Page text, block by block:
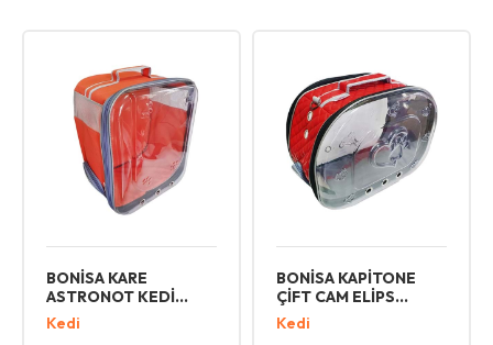
BONİSA KARE
ASTRONOT KEDİ
KÖPEK TAŞIMA
ÇANTASI TCS 10
Kedi
BONİSA KAPİTONE
ÇİFT CAM ELİPS
TAŞIMA ÇANTASI
Kedi